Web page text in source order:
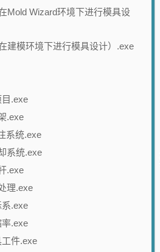
Wizard环境下进行模具设
模环境下进行模具设计）.exe
.exe
.exe
系统.exe
系统.exe
.exe
理.exe
.exe
.exe
件.exe